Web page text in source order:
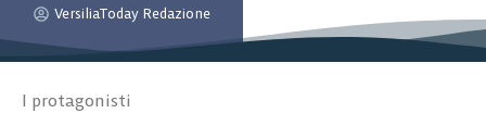
VersiliaToday Redazione
I protagonisti